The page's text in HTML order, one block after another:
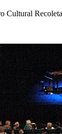
Cultural